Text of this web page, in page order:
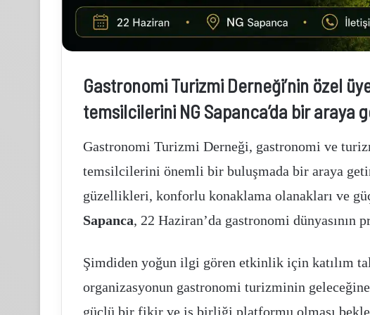
Gastronomi Turizmi Derneği’nin özel
temsilcilerini NG Sapanca’da bir araya
Gastronomi Turizmi Derneği, gastronomi ve
temsilcilerini önemli bir buluşmada bir araya
güzellikleri, konforlu konaklama olanakları ve
Sapanca, 22 Haziran’da gastronomi
Şimdiden yoğun ilgi gören etkinlik için katılım
organizasyonun gastronomi turizminin geleceğine
güçlü bir fikir ve iş birliği platformu olması
Limak Çimento Üst Yönetiminden Trakian
Cement Dış Ticaret A.Ş.’ye Ziyaret
Pasifik
holding
halka
yoğun
ilgi
Pasifik holding halka arzına